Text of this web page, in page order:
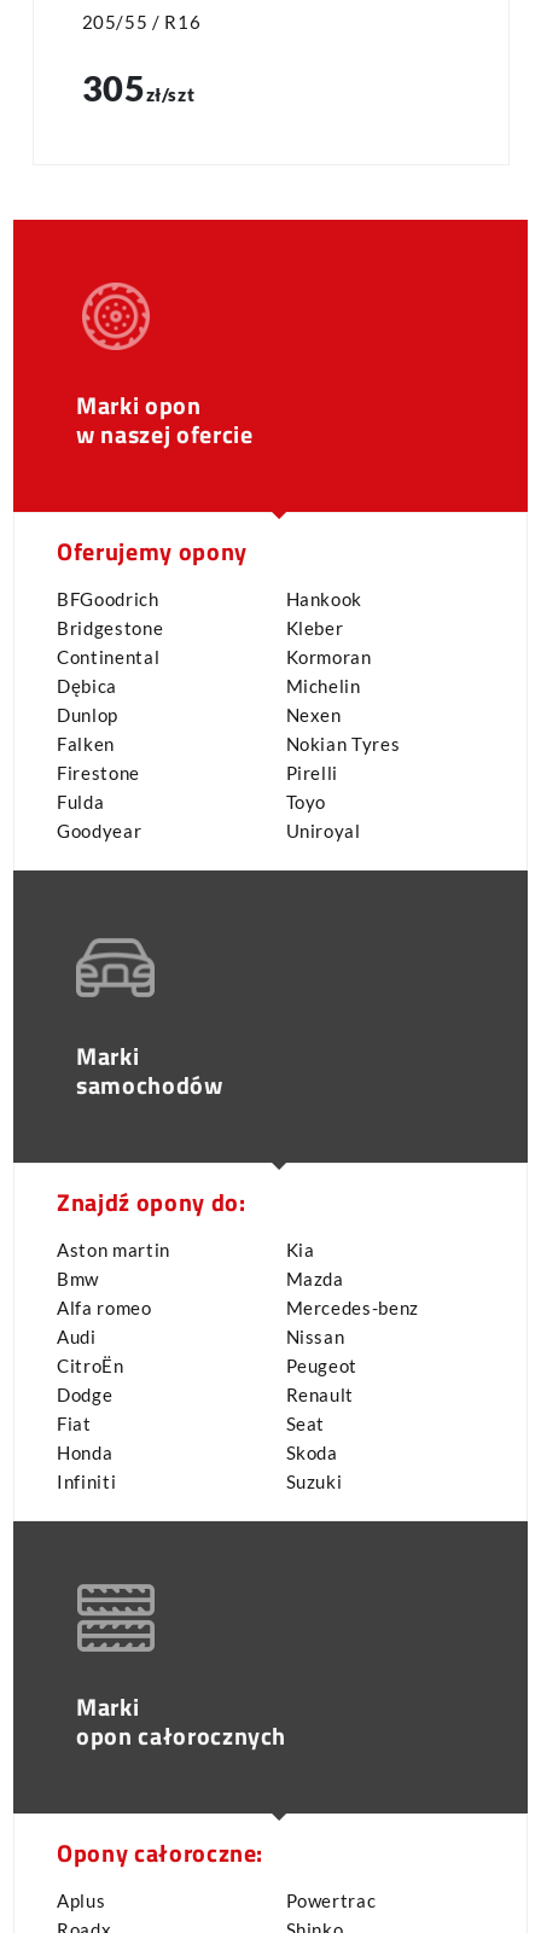
205/55 / R16
305zł/szt
Marki opon
w naszej ofercie
Oferujemy opony
BFGoodrich
Bridgestone
Continental
Dębica
Dunlop
Falken
Firestone
Fulda
Goodyear
Hankook
Kleber
Kormoran
Michelin
Nexen
Nokian Tyres
Pirelli
Toyo
Uniroyal
Marki
samochodów
Znajdź opony do:
Aston martin
Bmw
Alfa romeo
Audi
CitroËn
Dodge
Fiat
Honda
Infiniti
Kia
Mazda
Mercedes-benz
Nissan
Peugeot
Renault
Seat
Skoda
Suzuki
Opony całoroczne:
Aplus
Powertrac
Marki
opon całorocznych